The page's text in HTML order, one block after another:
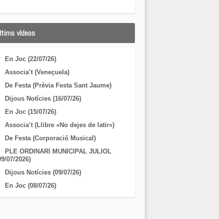
vídeos
En Joc (22/07/26)
Associa’t (Veneçuela)
De Festa (Prèvia Festa Sant Jaume)
Dijous Notícies (16/07/26)
En Joc (15/07/26)
Associa’t (Llibre «No dejes de latir»)
De Festa (Corporació Musical)
PLE ORDINARI MUNICIPAL JULIOL
07/2026)
Dijous Notícies (09/07/26)
En Joc (08/07/26)